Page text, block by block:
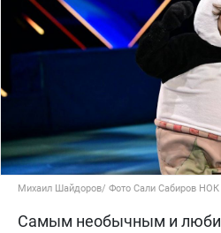
Михаил Шайдоров/ Фото Сали Сабиров
Самым необычным и